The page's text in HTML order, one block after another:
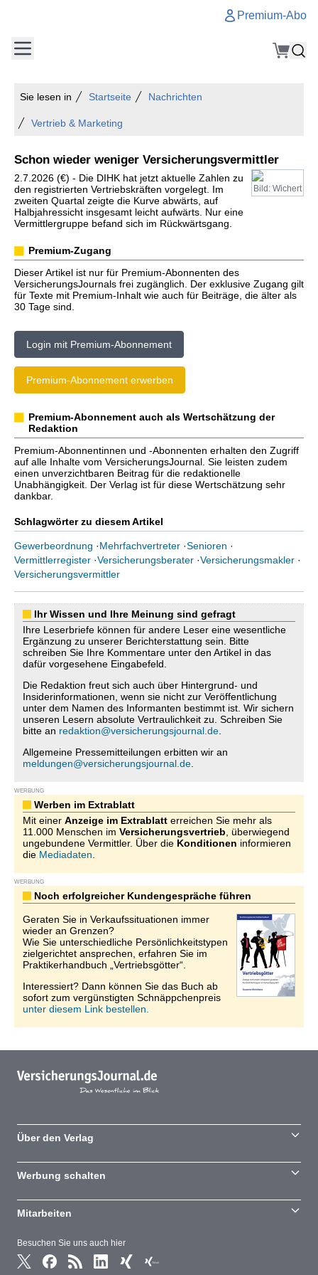
Premium-Abo
Sie lesen in Startseite Nachrichten
Vertrieb & Marketing
Schon wieder weniger Versicherungsvermittler
Bild: Wichert
2.7.2026 (€) - Die DIHK hat jetzt aktuelle Zahlen zu
den registrierten Vertriebskräften vorgelegt. Im
zweiten Quartal zeigte die Kurve abwärts, auf
Halbjahressicht insgesamt leicht aufwärts. Nur eine
Vermittlergruppe befand sich im Rückwärtsgang.
Premium-Zugang
Dieser Artikel ist nur für Premium-Abonnenten des
VersicherungsJournals frei zugänglich. Der exklusive Zugang gilt
für Texte mit Premium-Inhalt wie auch für Beiträge, die älter als
30 Tage sind.
Login mit Premium-Abonnement
Premium-Abonnement erwerben
Premium-Abonnement auch als Wertschätzung der
Redaktion
Premium-Abonnentinnen und -Abonnenten erhalten den Zugriff
auf alle Inhalte vom VersicherungsJournal. Sie leisten zudem
einen unverzichtbaren Beitrag für die redaktionelle
Unabhängigkeit. Der Verlag ist für diese Wertschätzung sehr
dankbar.
Schlagwörter zu diesem Artikel
Gewerbeordnung ·Mehrfachvertreter ·Senioren ·
Vermittlerregister ·Versicherungsberater ·Versicherungsmakler ·
Versicherungsvermittler
Ihr Wissen und Ihre Meinung sind gefragt
Ihre Leserbriefe können für andere Leser eine wesentliche
Ergänzung zu unserer Berichterstattung sein. Bitte
schreiben Sie Ihre Kommentare unter den Artikel in das
dafür vorgesehene Eingabefeld.
Die Redaktion freut sich auch über Hintergrund- und
Insiderinformationen, wenn sie nicht zur Veröffentlichung
unter dem Namen des Informanten bestimmt ist. Wir sichern
unseren Lesern absolute Vertraulichkeit zu. Schreiben Sie
bitte an redaktion@versicherungsjournal.de
Allgemeine Pressemitteilungen erbitten wir an
meldungen@versicherungsjournal.de
WERBUNG
Werben im Extrablatt
Mit einer Anzeige im Extrablatt erreichen Sie mehr als
11.000 Menschen im Versicherungsvertrieb , überwiegend
ungebundene Vermittler. Über die Konditionen informieren
die Mediadaten
WERBUNG
Noch erfolgreicher Kundengespräche führen
Geraten Sie in Verkaufssituationen immer
wieder an Grenzen?
Wie Sie unterschiedliche Persönlichkeitstypen
zielgerichtet ansprechen, erfahren Sie im
Praktikerhandbuch „Vertriebsgötter“.
Interessiert? Dann können Sie das Buch ab
sofort zum vergünstigten Schnäppchenpreis
unter diesem Link bestellen.
Besuchen Sie uns auch hier
Über den Verlag
Werbung schalten
Mitarbeiten